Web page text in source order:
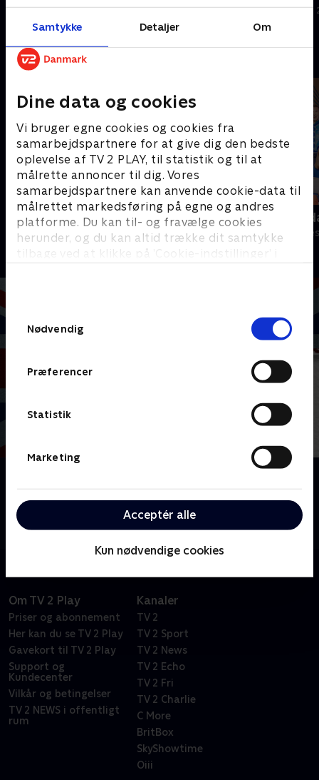
Samtykke Detaljer Om
Dine data og cookies
Vi bruger egne cookies og cookies fra
samarbejdspartnere for at give dig den bedste
oplevelse af TV 2 PLAY, til statistik og til at
målrette annoncer til dig. Vores
samarbejdspartnere kan anvende cookie-data til
målrettet markedsføring på egne og andres
platforme. Du kan til- og fravælge cookies
herunder, og du kan altid trække dit samtykke
tilbage ved at klikke på ’Cookie-indstillinger’ i
Nødvendig
Præferencer
Statistik
Marketing
Acceptér alle
Kun nødvendige cookies
6. juli 2006 • 29 min
13. juli 2006 • 29 min
Andre så også
Padeldrømme
Komedie • 1 sæsoner
Robssons
Komedie • 1
'Javel, hr. minister', hvor Jim Hacker er steget i
graderne og er blevet statsminister.
Om TV 2 Play
Priser og abonnement
Her kan du se TV 2 Play
Gavekort til TV 2 Play
Support og
Kundecenter
Vilkår og betingelser
TV 2 NEWS i offentligt
rum
Kanaler
TV 2
TV 2 Sport
TV 2 News
TV 2 Echo
TV 2 Fri
TV 2 Charlie
C More
BritBox
SkyShowtime
Oiii